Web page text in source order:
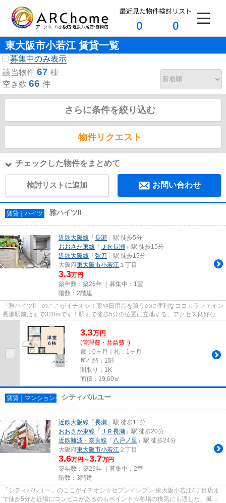
最近見た物件
0
検討リスト
0
東大阪市小若江 賃貸一覧
募集中のみ表示
該当物件 67 棟
空き数 66 件
さらに条件を絞り込む
物件リクエスト
チェックした物件をまとめて
検討リストに追加 お問い合わせ
賃貸｜ハイツ 雅ハイツII
近鉄大阪線 「長瀬 」駅 徒歩5分
おおさか東線 「 ＪＲ長瀬 」駅 徒歩15分
近鉄大阪線 「弥刀 」駅 徒歩15分
大阪府東大阪市小若江 １丁目
3.3万円
築年数：築26年 ｜募集中： 1室
階数：2階建
「雅ハイツII」のここがイチオシ！薬や日用品を買うのに便利なココカラファイン
長瀬駅前店まで328mです！駅まで徒歩5分の位置に立地する、アクセス良好な物
件です！道が平坦だと買い...
3.3万円
(管理費・共益費 -)
敷：0ヶ月｜礼：1ヶ月
所在階：1階
間取り：1K
面積：19.60㎡
賃貸｜マンション シティパルユー
近鉄大阪線 「長瀬 」駅 徒歩11分
おおさか東線 「 ＪＲ長瀬 」駅 徒歩20分
近鉄難波・奈良線 「 八戸ノ里 」駅 徒歩24分
大阪府東大阪市小若江 ２丁目
3.6万円～3.7万円
築年数：築29年 ｜募集中： 2室
階数：3階建
「シティパルユー」のここがイチオシ☆セブンイレブン 東大阪小若江4丁目店ま
で徒歩5分と近場にコンビニがあるのもポイント☆冬場の換気にも適した、風通